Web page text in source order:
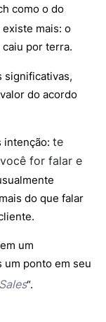
como o do
mais: o
por terra.
significativas,
do acordo
intenção: te
for falar e
do que falar
um
um ponto em seu
“.